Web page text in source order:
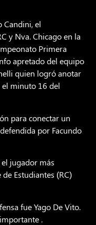
Candini, el
y Nva. Chicago en la
Primera
apretado del equipo
quien logró anotar
el minuto 16 del
para conectar un
por Facundo
jugador más
Estudiantes (RC)
fue Yago De Vito.
.